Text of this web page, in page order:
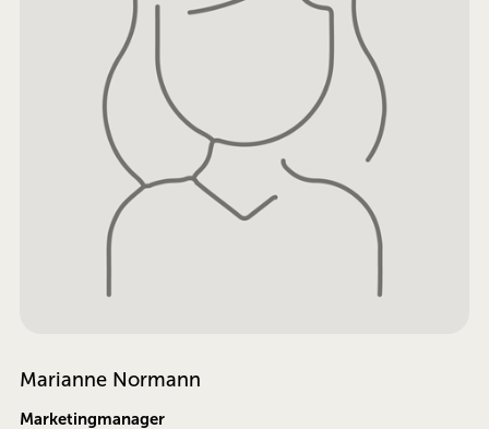
Marianne Normann
Marketingmanager